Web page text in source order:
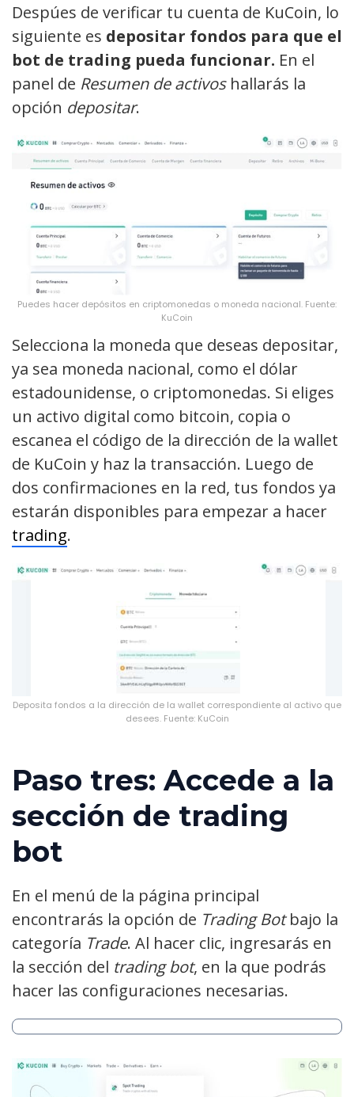
Despúes de verificar tu cuenta de KuCoin, lo
siguiente es depositar fondos para que el
bot de trading pueda funcionar. En el
panel de Resumen de activoshallarás la
opción depositar.
Puedes hacer depósitos en criptomonedas o moneda nacional. Fuente:
KuCoin
Selecciona la moneda que deseas depositar,
ya sea moneda nacional, como el dólar
estadounidense, o criptomonedas. Si eliges
un activo digital como bitcoin, copia o
escanea el código de la dirección de la wallet
de KuCoin y haz la transacción. Luego de
dos confirmaciones en la red, tus fondos ya
estarán disponibles para empezar a hacer
trading.
Deposita fondos a la dirección de la wallet correspondiente al activo que
desees. Fuente: KuCoin
Paso tres: Accede a la
sección de trading
bot
En el menú de la página principal
encontrarás la opción de Trading Botbajo la
categoría Trade. Al hacer clic, ingresarás en
la sección del trading bot, en la que podrás
hacer las configuraciones necesarias.